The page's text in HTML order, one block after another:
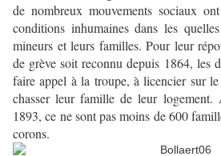
de nombreux mouvements sociaux
conditions inhumaines dans les
mineurs et leurs familles. Pour leur
de grève soit reconnu depuis 1864, les
faire appel à la troupe, à licencier sur
chasser leur famille de leur
1893, ce ne sont pas moins de 600
corons.